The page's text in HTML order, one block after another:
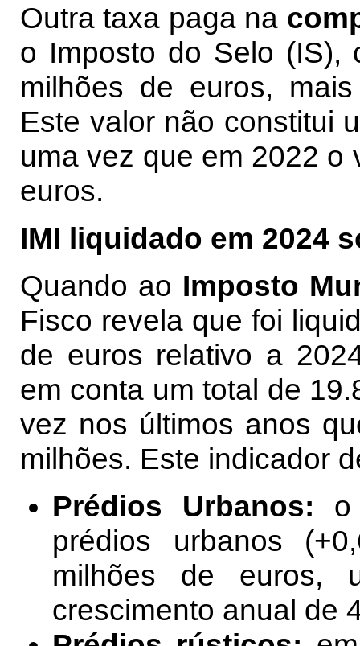
Outra taxa paga na
o Imposto do Selo (IS),
milhões de euros,
Este valor não constitui
uma vez que em 2022 o
euros.
IMI liquidado em 2024
Quando ao Imposto
Fisco revela que foi
de euros relativo a
em conta um total de
vez nos últimos anos
milhões. Este indicador
Prédios Urbanos:
prédios urbanos
milhões de euros,
crescimento anual de